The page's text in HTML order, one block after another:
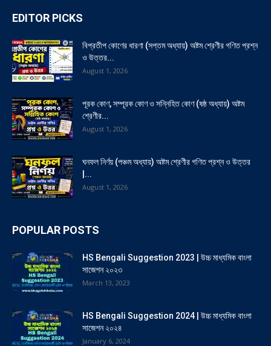
EDITOR PICKS
বিপ্রতীপ কোণের ধারণা (সপ্তম অধ্যায়) অষ্টম শ্রেণীর গণিত প্রশ্ন
ও উত্তর...
August 1, 2026
পূরক কোণ, সম্পূরক কোণ ও সন্নিহিত কোণ (ষষ্ঠ অধ্যায়) অষ্টম
শ্রেণীর...
August 1, 2026
ঘনফল নির্ণয় (পঞ্চম অধ্যায়) অষ্টম শ্রেণীর গণিত প্রশ্ন ও উত্তর
|...
August 1, 2026
POPULAR POSTS
HS Bengali Suggestion 2023 | উচ্চ মাধ্যমিক বাংলা
সাজেশন ২০২৩
March 13, 2023
HS Bengali Suggestion 2024 | উচ্চ মাধ্যমিক বাংলা
সাজেশন ২০২৪
January 6, 2024